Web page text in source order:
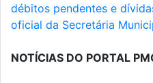
débitos pendentes e
oficial da Secretária
NOTÍCIAS DO PORTAL